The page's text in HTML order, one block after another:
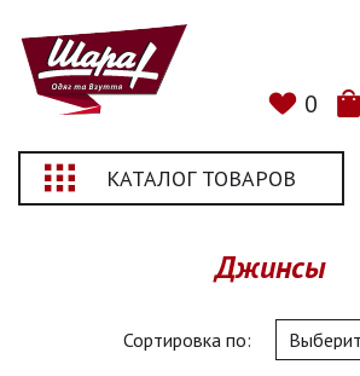
0
КАТАЛОГ ТОВАРОВ
Джинсы
Сортировка по: